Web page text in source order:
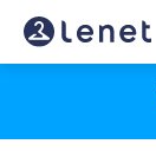
戸
部
の